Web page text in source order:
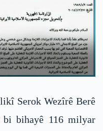
Serok Wezîrê Berê
bihayê 116 milyar